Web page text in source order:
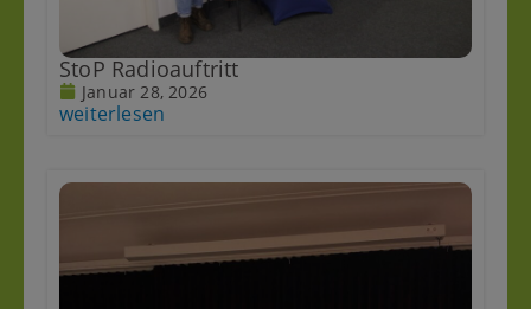
StoP Radioauftritt
Januar 28, 2026
weiterlesen